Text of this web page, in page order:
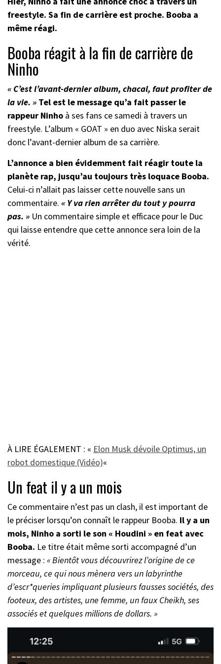
freestyle. Sa fin de carrière est proche. Booba a
même réagi.
Booba réagit à la fin de carrière de
Ninho
« C’est l’avant-dernier album, chacal, faut profiter de
la vie. » Tel est le message qu’a fait passer le
rappeur Ninho à ses fans ce samedi à travers un
freestyle. L’album « GOAT » en duo avec Niska serait
donc l’avant-dernier album de sa carrière.
L’annonce a bien évidemment fait réagir toute la
planète rap, jusqu’au toujours très loquace Booba.
Celui-ci n’allait pas laisser cette nouvelle sans un
commentaire. « Y va rien arrêter du tout y pourra
pas. » Un commentaire simple et efficace pour le Duc
qui laisse entendre que cette annonce sera loin de la
vérité.
À LIRE ÉGALEMENT : « Elon Musk dévoile Optimus, un
robot domestique (Vidéo)«
Un feat il y a un mois
Ce commentaire n’est pas un clash, il est important de
le préciser lorsqu’on connaît le rappeur Booba. Il y a un
mois, Ninho a sorti le son « Houdini » en feat avec
Booba. Le titre était même sorti accompagné d’un
message : « Bientôt vous découvrirez l’origine de ce
morceau, ce qui nous mènera vers un labyrinthe
d’escr*queries impliquant plusieurs fausses sociétés, des
footeux, des artistes, une femme, un faux Cheikh, ses
associés et quelques millions de dollars. »